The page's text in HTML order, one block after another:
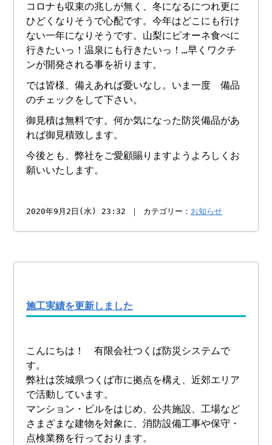
コロナも収束の兆しが無く、冬になるにつれ更に
ひどくなりそうで心配です。今年はどこにも行け
ない一年になりそうです。山梨にピオーネ食べに
行きたいっ！温泉にも行きたいっ！…早くワクチ
ンが開発される事を祈ります。
では皆様、備えあれば憂いなし。いま一度 備品
のチェックをして下さい。
御見積は無料です。何か気になった防災備品があ
れば御見積致します。
今後とも、弊社をご愛顧賜りますようよろしくお
願いいたします。
2020年9月2日(水) 23:32 ｜ カテゴリー： お知らせ
施工実績を更新しました
こんにちは！ 有限会社つくば防災システムで
す。
弊社は茨城県つくば市に拠点を構え、近郊エリア
で活動しています。
マンション・ビルをはじめ、公共施設、工場など
さまざまな建物を対象に、消防設備工事や保守・
点検業務を行っております。